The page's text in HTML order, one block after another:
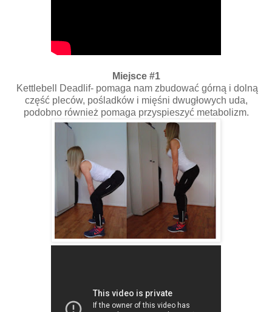
Miejsce #1
Kettlebell Deadlif- pomaga nam zbudować górną i dolną
część pleców, pośladków i mięśni dwugłowych uda,
podobno również pomaga przyspieszyć metabolizm.